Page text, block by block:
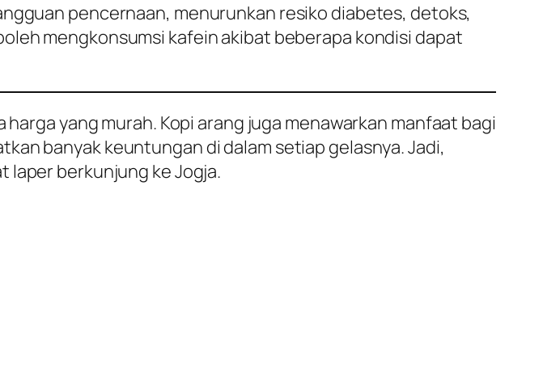
pencernaan, menurunkan resiko diabetes, detoks,
mengkonsumsi kafein akibat beberapa kondisi dapat
yang murah. Kopi arang juga menawarkan manfaat bagi
banyak keuntungan di dalam setiap gelasnya. Jadi,
laper berkunjung ke Jogja.